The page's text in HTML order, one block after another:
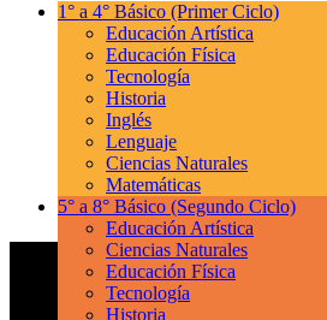
1° a 4° Básico (Primer Ciclo)
Educación Artística
Educación Física
Tecnología
Historia
Inglés
Lenguaje
Ciencias Naturales
Matemáticas
5° a 8° Básico (Segundo Ciclo)
Educación Artística
Ciencias Naturales
Educación Física
Tecnología
Historia